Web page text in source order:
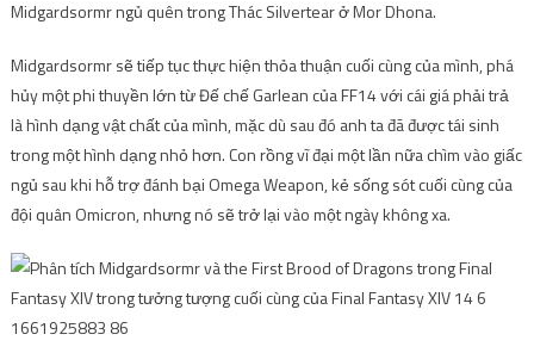
Midgardsormr ngủ quên trong Thác Silvertear ở Mor Dhona.
Midgardsormr sẽ tiếp tục thực hiện thỏa thuận cuối cùng của mình, phá
hủy một phi thuyền lớn từ Đế chế Garlean của FF14 với cái giá phải trả
là hình dạng vật chất của mình, mặc dù sau đó anh ta đã được tái sinh
trong một hình dạng nhỏ hơn. Con rồng vĩ đại một lần nữa chìm vào giấc
ngủ sau khi hỗ trợ đánh bại Omega Weapon, kẻ sống sót cuối cùng của
đội quân Omicron, nhưng nó sẽ trở lại vào một ngày không xa.